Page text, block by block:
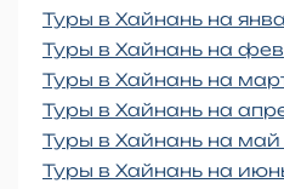
Туры в Хайнань на
Туры в Хайнань на
Туры в Хайнань на
Туры в Хайнань на
Туры в Хайнань на
Туры в Хайнань на